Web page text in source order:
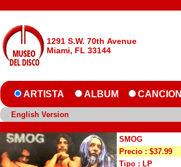
1291 S.W. 70th Avenue
Miami, FL 33144
ARTISTA ALBUM CANCION
English Version
SMOG
Precio : $37.99
Tipo : LP